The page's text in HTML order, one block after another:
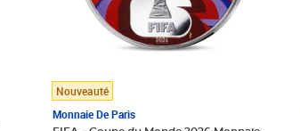
Nouveauté
Monnaie De Paris